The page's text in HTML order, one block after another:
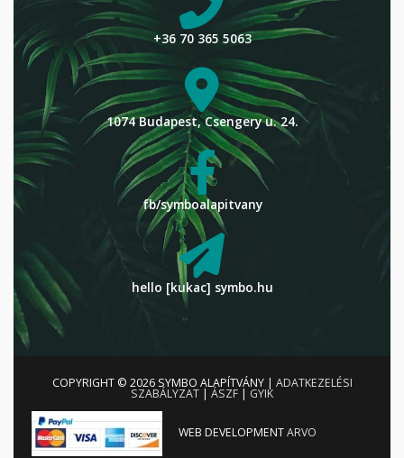
+36 70 365 5063
1074 Budapest, Csengery u. 24.
fb/symboalapitvany
hello [kukac] symbo.hu
COPYRIGHT © 2026 SYMBO ALAPÍTVÁNY| ADATKEZELÉSI
SZABÁLYZAT | ÁSZF | GYIK
WEB DEVELOPMENTARVO